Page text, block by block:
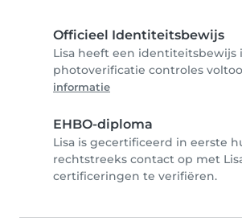
Officieel Identiteitsbewijs
Lisa heeft een identiteitsbewijs
photoverificatie controles
informatie
EHBO-diploma
Lisa is gecertificeerd in eerste
rechtstreeks contact op met
certificeringen te verifiëren.